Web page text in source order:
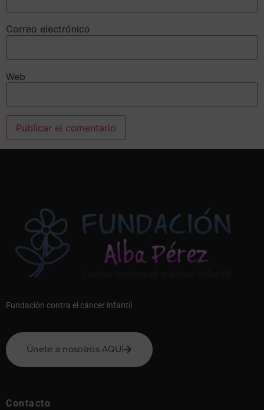
Correo electrónico
Web
Fundación contra el cáncer infantil
Únete a nosotros AQUÍ
Contacto